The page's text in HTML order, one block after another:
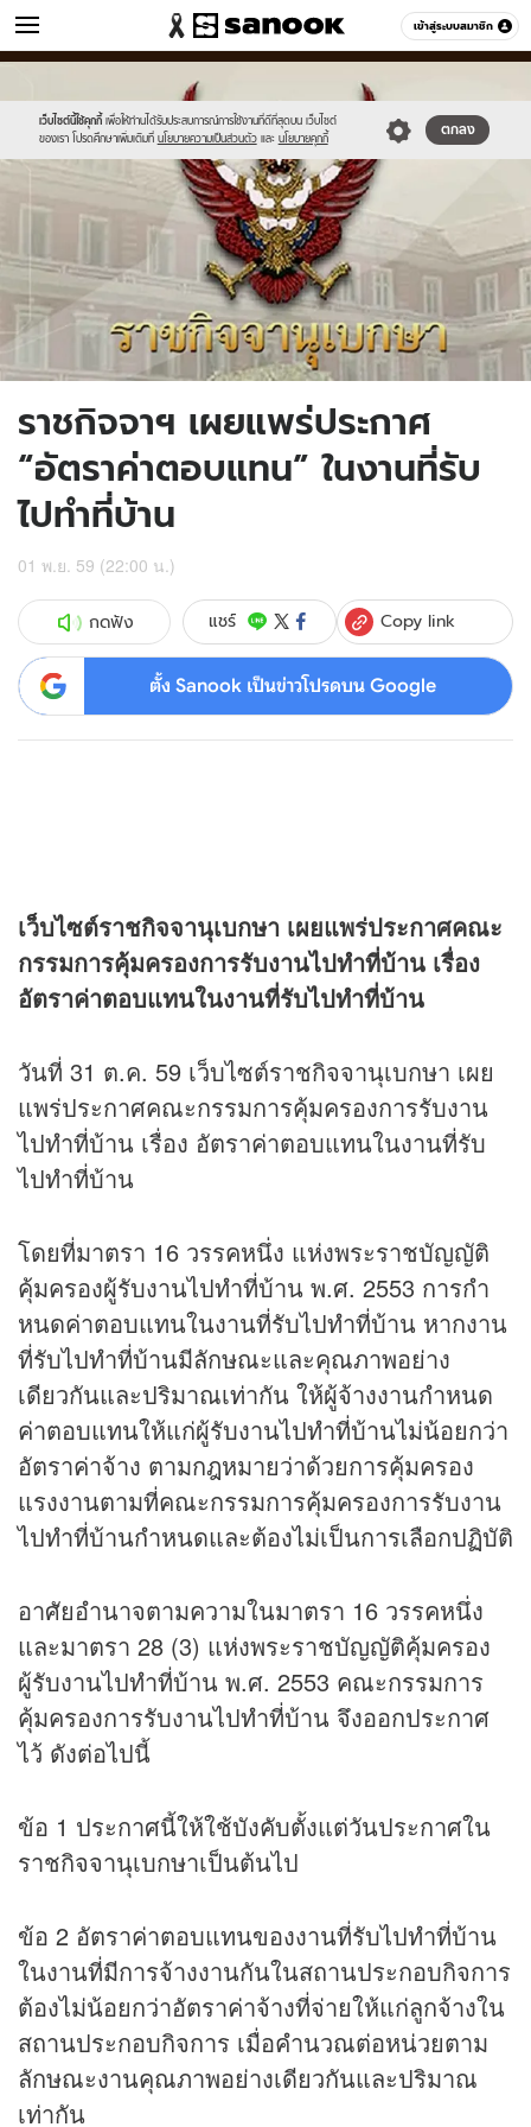
เข้าสู่ระบบสมาชิก
ข่าว หมวดอื่นๆ
เว็บไซต์นี้ใช้คุกกี้ เพื่อให้ท่านได้รับประสบการณ์การใช้งานที่ดีที่สุดบน เว็บไซต์
ของเรา โปรดศึกษาเพิ่มเติมที่ นโยบายความเป็นส่วนตัว และ นโยบายคุกกี้
ตกลง
new-
sanook.png
ราชกิจจาฯ เผยแพร่ประกาศ
“อัตราค่าตอบแทน” ในงานที่รับ
ไปทำที่บ้าน
01 พ.ย. 59 (22:00 น.)
กดฟัง แชร์ Copy link
ตั้ง Sanook เป็นข่าวโปรดบน Google
เว็บไซต์ราชกิจจานุเบกษา เผยแพร่ประกาศคณะ
กรรมการคุ้มครองการรับงานไปทําที่บ้าน เรื่อง
อัตราค่าตอบแทนในงานที่รับไปทําที่บ้าน
วันที่ 31 ต.ค. 59 เว็บไซต์ราชกิจจานุเบกษา เผย
แพร่ประกาศคณะกรรมการคุ้มครองการรับงาน
ไปทําที่บ้าน เรื่อง อัตราค่าตอบแทนในงานที่รับ
ไปทําที่บ้าน
โดยที่มาตรา 16 วรรคหนึ่ง แห่งพระราชบัญญัติ
คุ้มครองผู้รับงานไปทําที่บ้าน พ.ศ. 2553 การกํา
หนดค่าตอบแทนในงานที่รับไปทําที่บ้าน หากงาน
ที่รับไปทําที่บ้านมีลักษณะและคุณภาพอย่าง
เดียวกันและปริมาณเท่ากัน ให้ผู้จ้างงานกําหนด
ค่าตอบแทนให้แก่ผู้รับงานไปทําที่บ้านไม่น้อยกว่า
อัตราค่าจ้าง ตามกฎหมายว่าด้วยการคุ้มครอง
แรงงานตามที่คณะกรรมการคุ้มครองการรับงาน
ไปทําที่บ้านกําหนดและต้องไม่เป็นการเลือกปฏิบัติ
อาศัยอํานาจตามความในมาตรา 16 วรรคหนึ่ง
และมาตรา 28 (3) แห่งพระราชบัญญัติคุ้มครอง
ผู้รับงานไปทําที่บ้าน พ.ศ. 2553 คณะกรรมการ
คุ้มครองการรับงานไปทําที่บ้าน จึงออกประกาศ
ไว้ ดังต่อไปนี้
ข้อ 1 ประกาศนี้ให้ใช้บังคับตั้งแต่วันประกาศใน
ราชกิจจานุเบกษาเป็นต้นไป
ข้อ 2 อัตราค่าตอบแทนของงานที่รับไปทําที่บ้าน
ในงานที่มีการจ้างงานกันในสถานประกอบกิจการ
ต้องไม่น้อยกว่าอัตราค่าจ้างที่จ่ายให้แก่ลูกจ้างใน
สถานประกอบกิจการ เมื่อคํานวณต่อหน่วยตาม
ลักษณะงานคุณภาพอย่างเดียวกันและปริมาณ
เท่ากัน